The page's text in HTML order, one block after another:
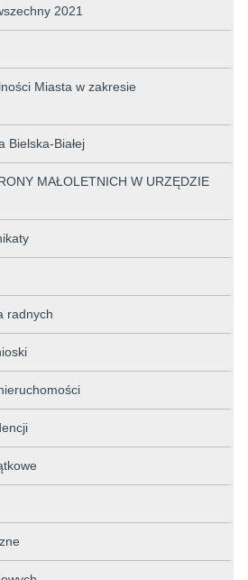
2021
Miasta w zakresie
Bielska-Białej
MAŁOLETNICH W URZĘDZIE
radnych